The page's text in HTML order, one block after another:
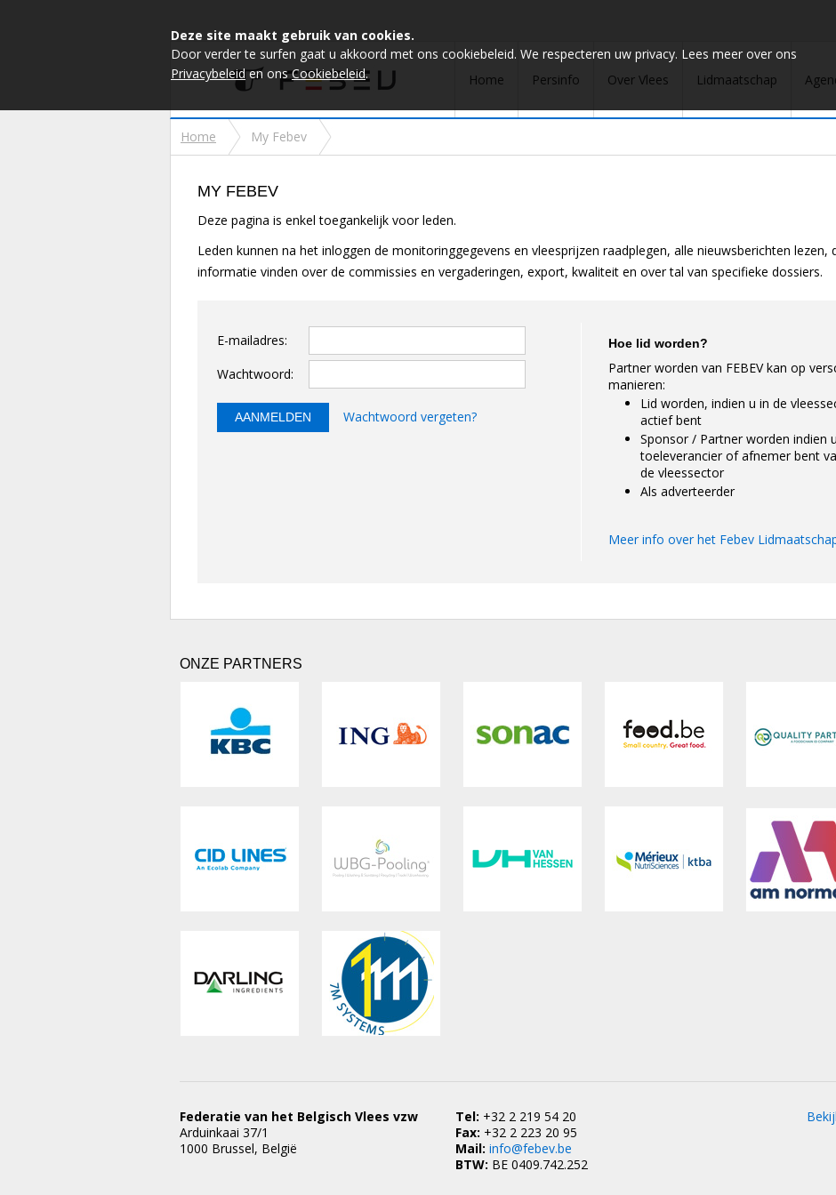
Home Persinfo Over Vlees Lidmaatschap
Home My Febev
MY FEBEV
Deze pagina is enkel toegankelijk voor leden.
Leden kunnen na het inloggen de monitoringgegevens en vleesprijzen raadplegen, alle nieuwsberichten lezen,
informatie vinden over de commissies en vergaderingen, export, kwaliteit en over tal van specifieke dossiers.
E-mailadres:
Wachtwoord:
Wachtwoord vergeten?
Hoe lid worden?
Partner worden van FEBEV kan op
manieren:
Lid worden, indien u in de
actief bent
Sponsor / Partner worden indien u
toeleverancier of afnemer bent
de vleessector
Als adverteerder
Meer info over het Febev
ONZE PARTNERS
Federatie van het Belgisch Vlees vzw
Arduinkaai 37/1
1000 Brussel, België
Tel: +32 2 219 54 20
Fax: +32 2 223 20 95
Mail: info@febev.be
BTW: BE 0409.742.252
Deze site maakt gebruik van cookies.
Door verder te surfen gaat u akkoord met ons cookiebeleid. We respecteren uw privacy. Lees meer over ons
Privacybeleiden onsCookiebeleid.